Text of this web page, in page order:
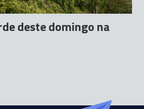
deste domingo na